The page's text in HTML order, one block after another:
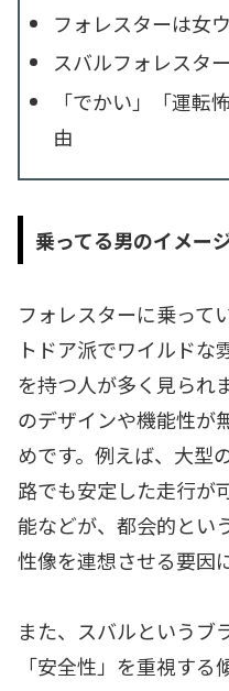
フォレスターは女
スバルフォレスタ
「でかい」「運転
由
乗ってる男のイメー
フォレスターに乗って
トドア派でワイルドな
を持つ人が多く見られ
のデザインや機能性が
めです。例えば、大型
路でも安定した走行が
能などが、都会的とい
性像を連想させる要因
また、スバルというブ
「安全性」を重視す